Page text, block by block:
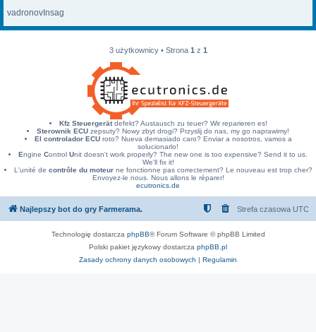
vadronovInsag
3 użytkownicy • Strona 1 z 1
Kfz Steuergerätdefekt? Austausch zu teuer? Wir reparieren es!
Sterownik ECU zepsuty? Nowy zbyt drogi? Przyslij do nas, my go naprawimy!
El controlador ECUroto? Nueva demasiado caro? Enviar a nosotros, vamos a
solucionarlo!
Engine Control Unit doesn't work properly? The new one is too expensive? Send it to us.
We'll fix it!
L'unité de contrôle du moteurne fonctionne pas correctement? Le nouveau est trop cher?
Envoyez-le nous. Nous allons le réparer!
ecutronics.de
Najlepszy bot do gry Farmerama. Strefa czasowa UTC
Technologię dostarcza phpBB® Forum Software © phpBB Limited
Polski pakiet językowy dostarcza phpBB.pl
Zasady ochrony danych osobowych | Regulamin